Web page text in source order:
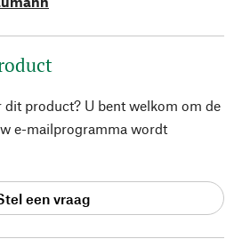
dit product? U bent welkom om de
e-mailprogramma wordt
een vraag